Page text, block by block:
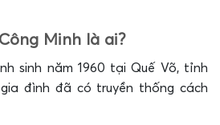
Minh là ai?
sinh năm 1960 tại Quế Võ, tỉnh
đình đã có truyền thống cách